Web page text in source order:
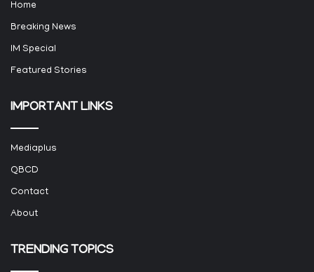
Home
Breaking News
IM Special
Featured Stories
IMPORTANT LINKS
Mediaplus
QBCD
Contact
About
TRENDING TOPICS